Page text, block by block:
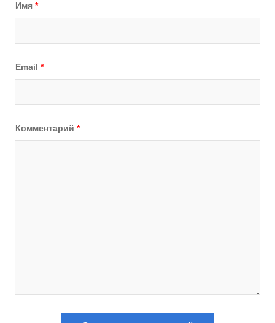
Имя *
Email *
Комментарий *